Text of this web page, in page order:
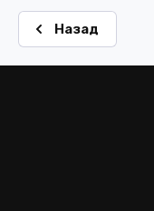
Назад